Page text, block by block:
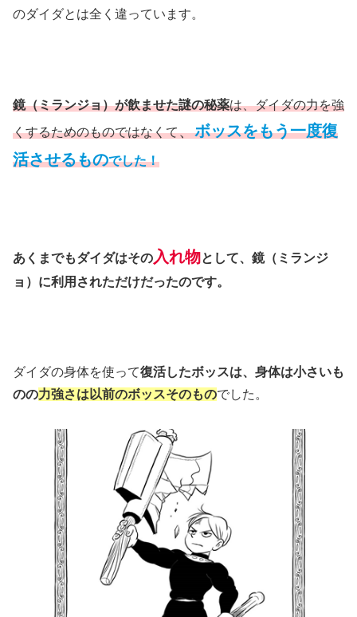
のダイダとは全く違っています。
鏡（ミランジョ）が飲ませた謎の秘薬は、ダイダの力を強
くするためのものではなくて、ボッスをもう一度復
活させるものでした！
あくまでもダイダはその入れ物として、鏡（ミランジ
ョ）に利用されただけだったのです。
ダイダの身体を使って復活したボッスは、身体は小さいも
のの力強さは以前のボッスそのものでした。